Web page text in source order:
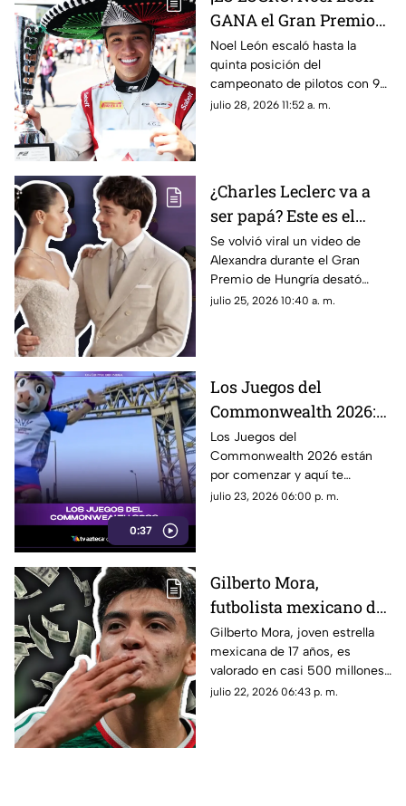
GANA el Gran Premio
de Hungría en la F2
Noel León escaló hasta la
quinta posición del
campeonato de pilotos con 94
unidades, impulsando también
julio 28, 2026 11:52 a. m.
¿Charles Leclerc va a
ser papá? Este es el
VIDEO que desató
rumores sobre el
embarazo de
Alexandra; así fue
Hungría
Se volvió viral un video de
Alexandra durante el Gran
Premio de Hungría desató
rumores sobre un embarazo.
julio 25, 2026 10:40 a. m.
0:37
Los Juegos del
Commonwealth 2026:
qué son, fechas y de qué
se trata
Los Juegos del
Commonwealth 2026 están
por comenzar y aquí te
contamos qué son, cuándo se
julio 23, 2026 06:00 p. m.
Gilberto Mora,
futbolista mexicano de
17 años de edad, es
valorado en casi 500
millones tras la Copa
Mundial de la FIFA
Gilberto Mora, joven estrella
mexicana de 17 años, es
valorado en casi 500 millones
tras la Copa Mundial de la FIFA
julio 22, 2026 06:43 p. m.